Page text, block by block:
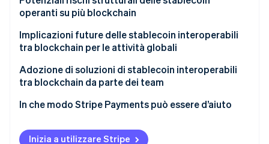
Allineamento dei prezzi tramite arbitraggio
Visibilità e attestazioni delle garanzie
Affidabilità di bridge e protocolli
operanti su più blockchain
Vulnerabilità dei bridge
Liquidità frammentata
Complessità del flusso di lavoro
Esposizione alle normative
Implicazioni future delle stablecoin interoperabili
tra blockchain per le attività globali
Adozione di soluzioni di stablecoin interoperabili
tra blockchain da parte dei team
Basa la decisione sul caso d’uso
Scegli stablecoin adatte ai tuoi mercati
In che modo Stripe Payments può essere d’aiuto
Inizia a utilizzare Stripe